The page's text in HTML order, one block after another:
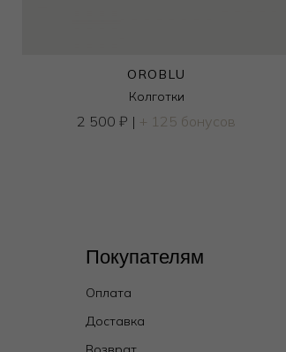
OROBLU
Колготки
2 500₽ | + 125 бонусов
Покупателям
Оплата
Доставка